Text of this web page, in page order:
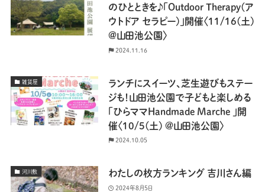
のひとときを♪「Outdoor Therapy(ア
ウトドア セラピー)」開催〈11/16(土)
@山田池公園〉
2024.11.16
雑貨屋
ランチにスイーツ、芝生遊びもステー
ジも！山田池公園で子どもと楽しめる
「ひらママHandmade Marche 」開
催〈10/5(土) @山田池公園〉
2024.10.05
河川敷 わたしの枚方ランキング 吉川さん編
2024年8月5日